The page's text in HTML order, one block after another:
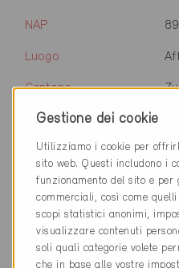
NAP
Luogo
Cantone
Sito web
Ditta
NAP
Luogo
Gestione dei cookie
Utilizziamo i cookie per
sito web. Questi includono i
funzionamento del sito e per
commerciali, così come
scopi statistici anonimi,
visualizzare contenuti
soli quali categorie volete
che in base alle vostre